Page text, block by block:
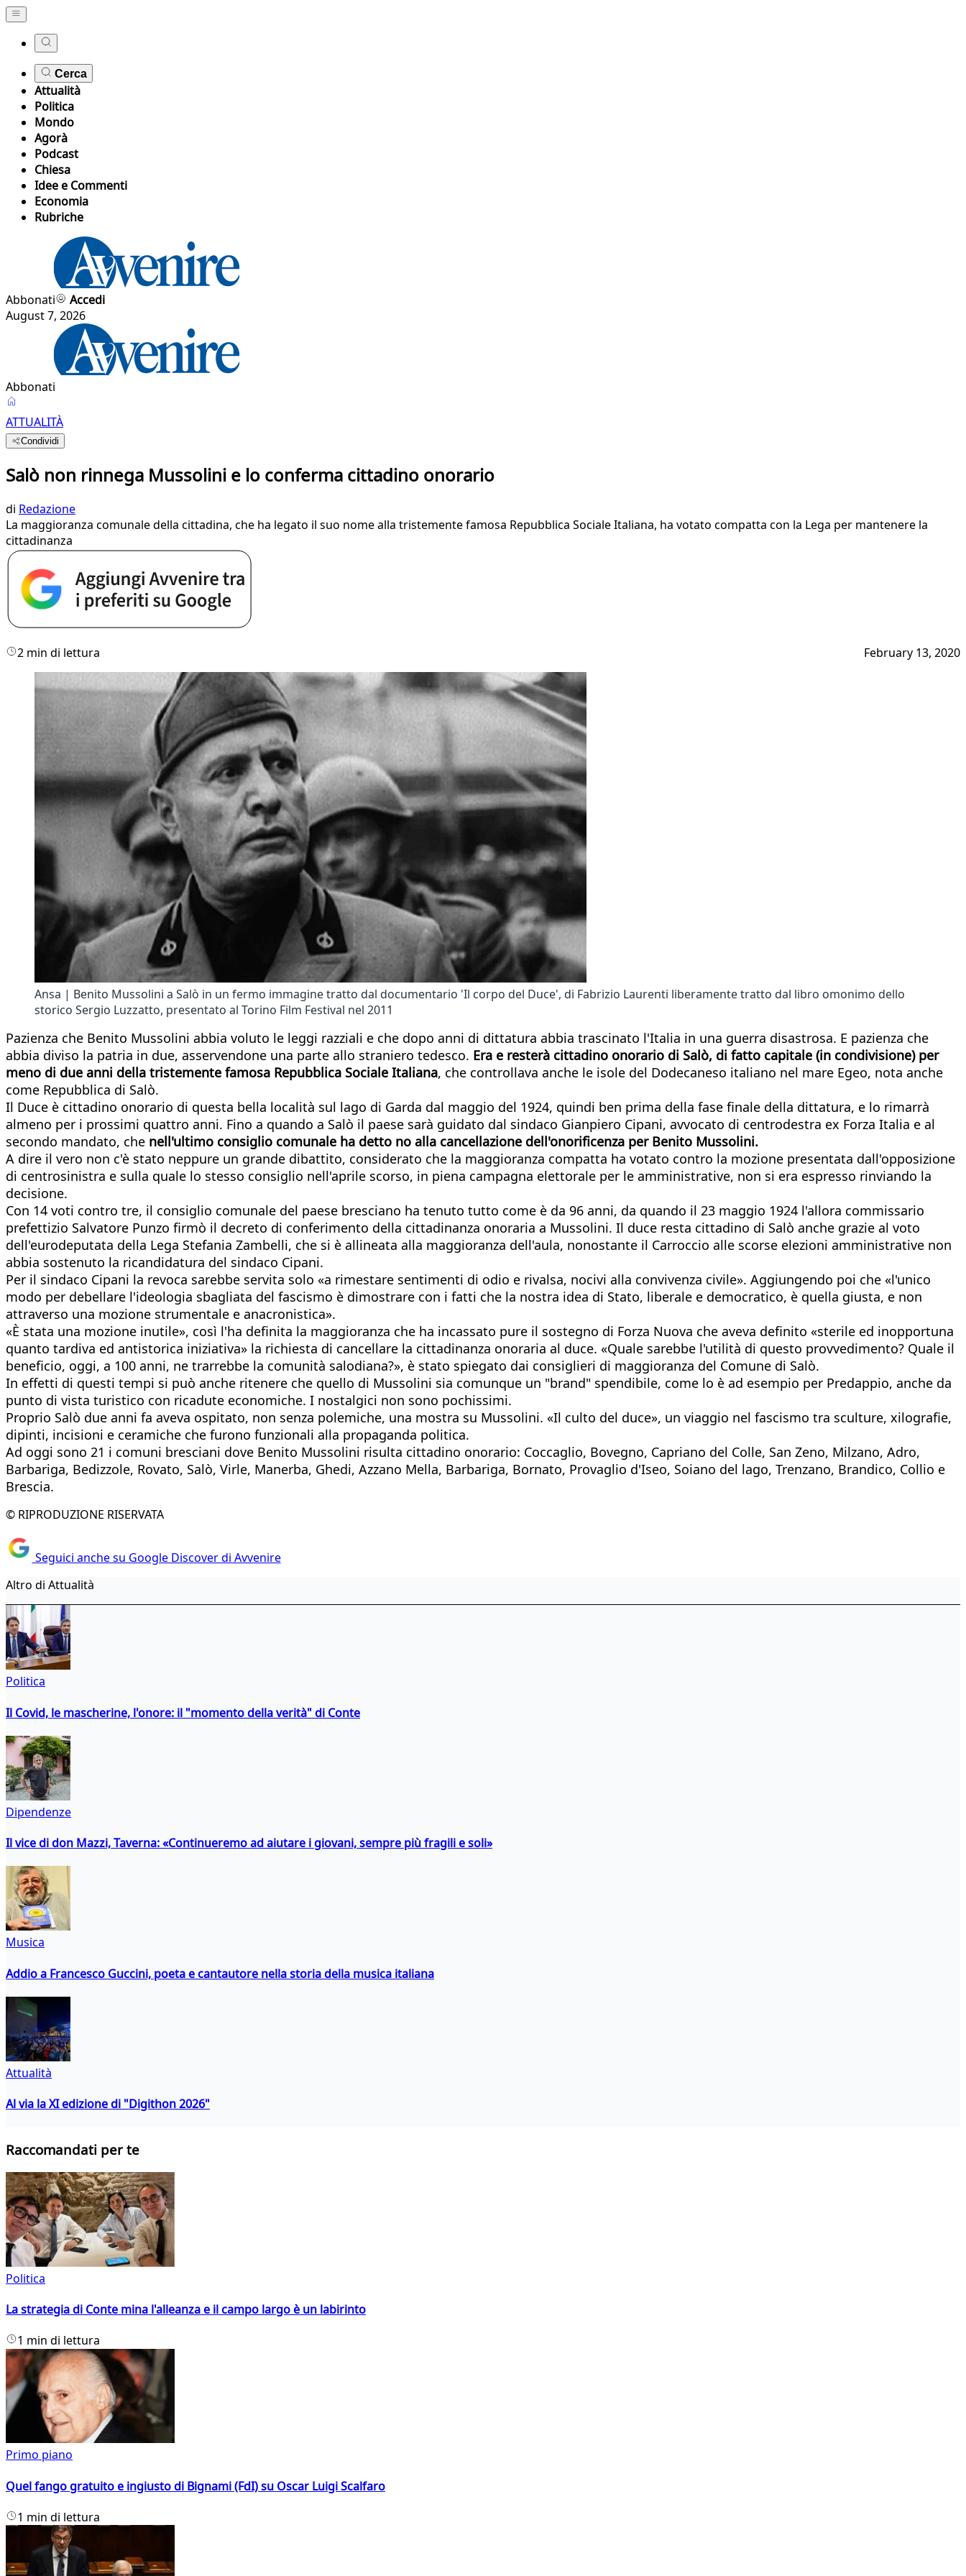
Cerca
Attualità
Politica
Mondo
Agorà
Podcast
Chiesa
Idee e Commenti
Economia
Rubriche
Abbonati
Accedi
August 7, 2026
Abbonati
ATTUALITÀ
Condividi
Salò non rinnega Mussolini e lo conferma cittadino onorario
di Redazione
La maggioranza comunale della cittadina, che ha legato il suo nome alla tristemente famosa Repubblica Sociale Italiana, ha votato compatta con la Lega per mantenere la
cittadinanza
2 min di lettura February 13, 2020
Ansa | Benito Mussolini a Salò in un fermo immagine tratto dal documentario 'Il corpo del Duce', di Fabrizio Laurenti liberamente tratto dal libro omonimo dello
storico Sergio Luzzatto, presentato al Torino Film Festival nel 2011
Pazienza che Benito Mussolini abbia voluto le leggi razziali e che dopo anni di dittatura abbia trascinato l'Italia in una guerra disastrosa. E pazienza che
abbia diviso la patria in due, asservendone una parte allo straniero tedesco. Era e resterà cittadino onorario di Salò, di fatto capitale (in condivisione) per
meno di due anni della tristemente famosa Repubblica Sociale Italiana, che controllava anche le isole del Dodecaneso italiano nel mare Egeo, nota anche
come Repubblica di Salò.
Il Duce è cittadino onorario di questa bella località sul lago di Garda dal maggio del 1924, quindi ben prima della fase finale della dittatura, e lo rimarrà
almeno per i prossimi quattro anni. Fino a quando a Salò il paese sarà guidato dal sindaco Gianpiero Cipani, avvocato di centrodestra ex Forza Italia e al
secondo mandato, che nell'ultimo consiglio comunale ha detto no alla cancellazione dell'onorificenza per Benito Mussolini.
A dire il vero non c'è stato neppure un grande dibattito, considerato che la maggioranza compatta ha votato contro la mozione presentata dall'opposizione
di centrosinistra e sulla quale lo stesso consiglio nell'aprile scorso, in piena campagna elettorale per le amministrative, non si era espresso rinviando la
decisione.
Con 14 voti contro tre, il consiglio comunale del paese bresciano ha tenuto tutto come è da 96 anni, da quando il 23 maggio 1924 l'allora commissario
prefettizio Salvatore Punzo firmò il decreto di conferimento della cittadinanza onoraria a Mussolini. Il duce resta cittadino di Salò anche grazie al voto
dell'eurodeputata della Lega Stefania Zambelli, che si è allineata alla maggioranza dell'aula, nonostante il Carroccio alle scorse elezioni amministrative non
abbia sostenuto la ricandidatura del sindaco Cipani.
Per il sindaco Cipani la revoca sarebbe servita solo «a rimestare sentimenti di odio e rivalsa, nocivi alla convivenza civile». Aggiungendo poi che «l'unico
modo per debellare l'ideologia sbagliata del fascismo è dimostrare con i fatti che la nostra idea di Stato, liberale e democratico, è quella giusta, e non
attraverso una mozione strumentale e anacronistica».
«È stata una mozione inutile», così l'ha definita la maggioranza che ha incassato pure il sostegno di Forza Nuova che aveva definito «sterile ed inopportuna
quanto tardiva ed antistorica iniziativa» la richiesta di cancellare la cittadinanza onoraria al duce. «Quale sarebbe l'utilità di questo provvedimento? Quale il
beneficio, oggi, a 100 anni, ne trarrebbe la comunità salodiana?», è stato spiegato dai consiglieri di maggioranza del Comune di Salò.
In effetti di questi tempi si può anche ritenere che quello di Mussolini sia comunque un "brand" spendibile, come lo è ad esempio per Predappio, anche da
punto di vista turistico con ricadute economiche. I nostalgici non sono pochissimi.
Proprio Salò due anni fa aveva ospitato, non senza polemiche, una mostra su Mussolini. «Il culto del duce», un viaggio nel fascismo tra sculture, xilografie,
dipinti, incisioni e ceramiche che furono funzionali alla propaganda politica.
Ad oggi sono 21 i comuni bresciani dove Benito Mussolini risulta cittadino onorario: Coccaglio, Bovegno, Capriano del Colle, San Zeno, Milzano, Adro,
Barbariga, Bedizzole, Rovato, Salò, Virle, Manerba, Ghedi, Azzano Mella, Barbariga, Bornato, Provaglio d'Iseo, Soiano del lago, Trenzano, Brandico, Collio e
Brescia.
© RIPRODUZIONE RISERVATA
Seguici anche su Google Discover di Avvenire
Altro di Attualità
Politica
Il Covid, le mascherine, l'onore: il "momento della verità" di Conte
Dipendenze
Il vice di don Mazzi, Taverna: «Continueremo ad aiutare i giovani, sempre più fragili e soli»
Musica
Addio a Francesco Guccini, poeta e cantautore nella storia della musica italiana
Attualità
Al via la XI edizione di "Digithon 2026"
Raccomandati per te
Politica
La strategia di Conte mina l'alleanza e il campo largo è un labirinto
1 min di lettura
Primo piano
Quel fango gratuito e ingiusto di Bignami (FdI) su Oscar Luigi Scalfaro
1 min di lettura